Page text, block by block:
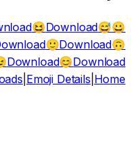
😀
😆Download😅
🙂Download🙃
Download😊Download
Emoji Details Home